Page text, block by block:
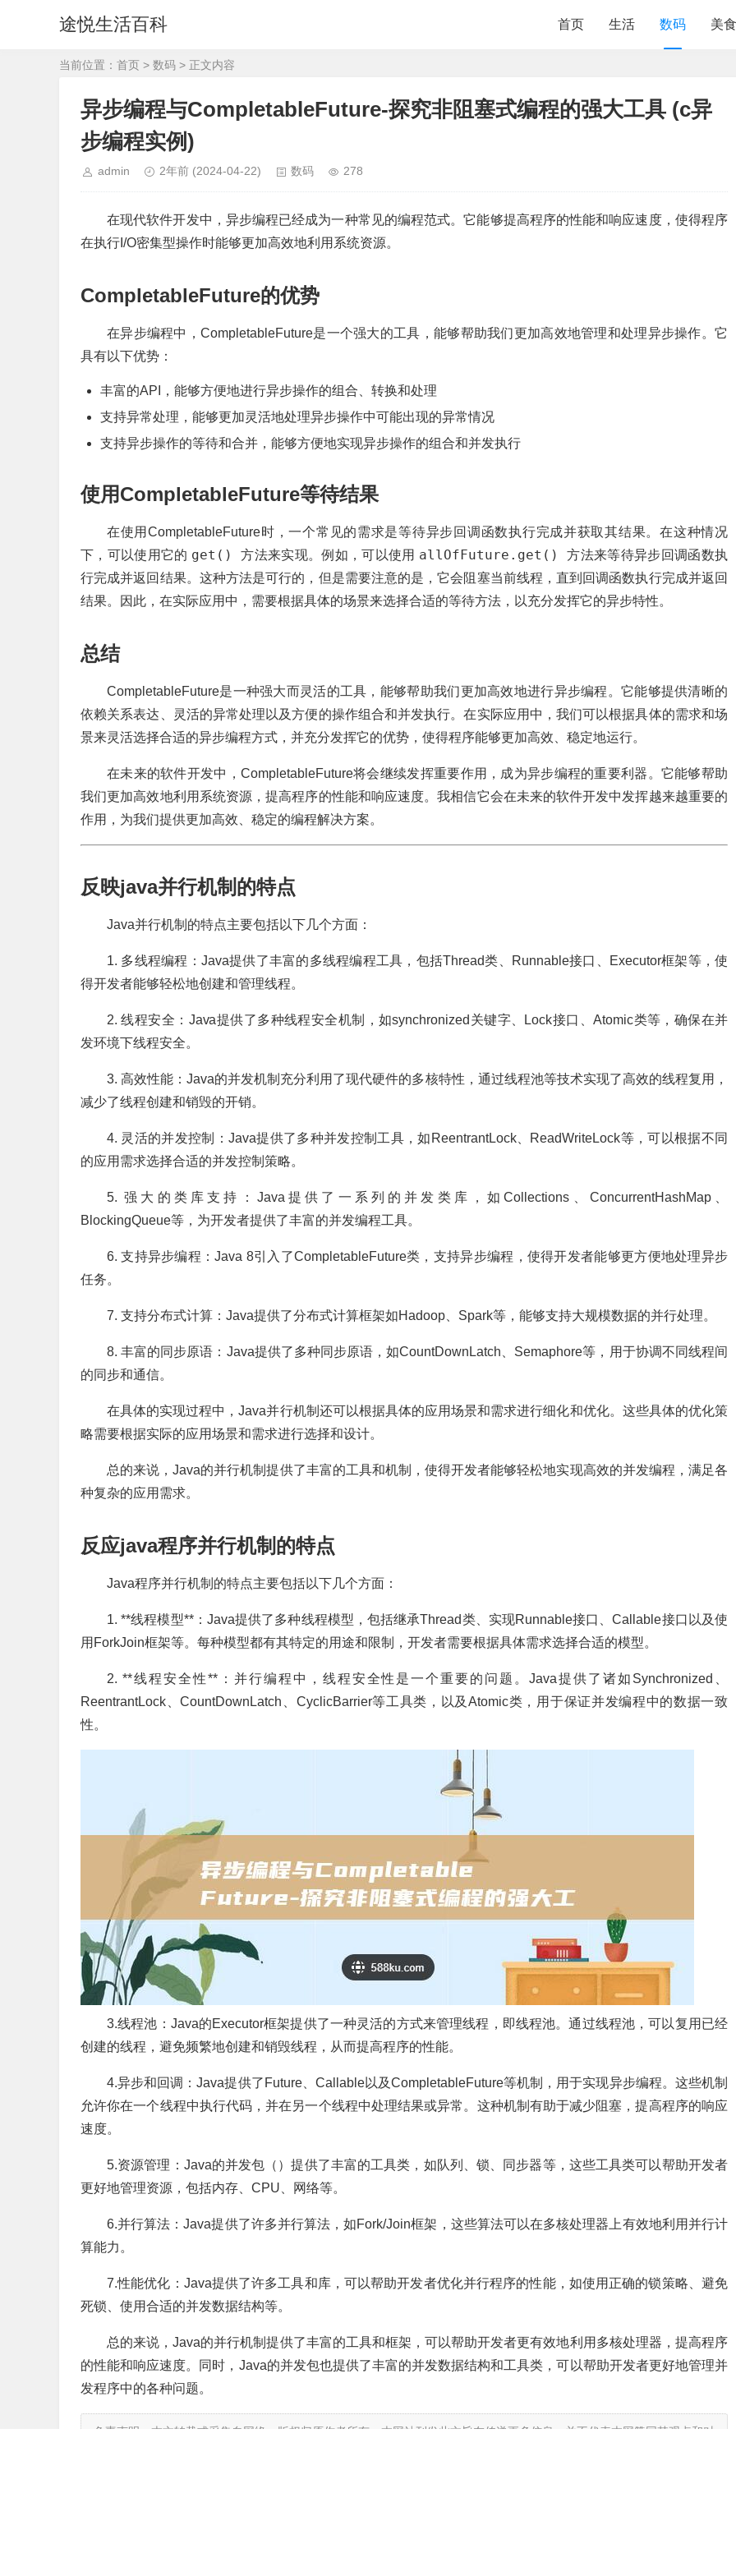
途悦生活百科 首页 生活 数码 美食
当前位置： 首页 > 数码 > 正文内容
异步编程与CompletableFuture-探究非阻塞式编程的强大工具 (c异
步编程实例)
admin 2年前 (2024-04-22) 数码 278
在现代软件开发中，异步编程已经成为一种常见的编程范式。它能够提高程序的性能和响应速度，使得程序
在执行I/O密集型操作时能够更加高效地利用系统资源。
CompletableFuture的优势
在异步编程中，CompletableFuture是一个强大的工具，能够帮助我们更加高效地管理和处理异步操作。它
具有以下优势：
丰富的API，能够方便地进行异步操作的组合、转换和处理
支持异常处理，能够更加灵活地处理异步操作中可能出现的异常情况
支持异步操作的等待和合并，能够方便地实现异步操作的组合和并发执行
使用CompletableFuture等待结果
在使用CompletableFuture时，一个常见的需求是等待异步回调函数执行完成并获取其结果。在这种情况
下，可以使用它的 get()方法来实现。例如，可以使用 allOfFuture.get()方法来等待异步回调函数执
行完成并返回结果。这种方法是可行的，但是需要注意的是，它会阻塞当前线程，直到回调函数执行完成并返回
结果。因此，在实际应用中，需要根据具体的场景来选择合适的等待方法，以充分发挥它的异步特性。
总结
CompletableFuture是一种强大而灵活的工具，能够帮助我们更加高效地进行异步编程。它能够提供清晰的
依赖关系表达、灵活的异常处理以及方便的操作组合和并发执行。在实际应用中，我们可以根据具体的需求和场
景来灵活选择合适的异步编程方式，并充分发挥它的优势，使得程序能够更加高效、稳定地运行。
在未来的软件开发中，CompletableFuture将会继续发挥重要作用，成为异步编程的重要利器。它能够帮助
我们更加高效地利用系统资源，提高程序的性能和响应速度。我相信它会在未来的软件开发中发挥越来越重要的
作用，为我们提供更加高效、稳定的编程解决方案。
反映java并行机制的特点
Java并行机制的特点主要包括以下几个方面：
1. 多线程编程：Java提供了丰富的多线程编程工具，包括Thread类、Runnable接口、Executor框架等，使
得开发者能够轻松地创建和管理线程。
2. 线程安全：Java提供了多种线程安全机制，如synchronized关键字、Lock接口、Atomic类等，确保在并
发环境下线程安全。
3. 高效性能：Java的并发机制充分利用了现代硬件的多核特性，通过线程池等技术实现了高效的线程复用，
减少了线程创建和销毁的开销。
4. 灵活的并发控制：Java提供了多种并发控制工具，如ReentrantLock、ReadWriteLock等，可以根据不同
的应用需求选择合适的并发控制策略。
5. 强大的类库支持：Java提供了一系列的并发类库，如Collections、ConcurrentHashMap、
BlockingQueue等，为开发者提供了丰富的并发编程工具。
6. 支持异步编程：Java 8引入了CompletableFuture类，支持异步编程，使得开发者能够更方便地处理异步
任务。
7. 支持分布式计算：Java提供了分布式计算框架如Hadoop、Spark等，能够支持大规模数据的并行处理。
8. 丰富的同步原语：Java提供了多种同步原语，如CountDownLatch、Semaphore等，用于协调不同线程间
的同步和通信。
在具体的实现过程中，Java并行机制还可以根据具体的应用场景和需求进行细化和优化。这些具体的优化策
略需要根据实际的应用场景和需求进行选择和设计。
总的来说，Java的并行机制提供了丰富的工具和机制，使得开发者能够轻松地实现高效的并发编程，满足各
种复杂的应用需求。
反应java程序并行机制的特点
Java程序并行机制的特点主要包括以下几个方面：
1. **线程模型**：Java提供了多种线程模型，包括继承Thread类、实现Runnable接口、Callable接口以及使
用ForkJoin框架等。每种模型都有其特定的用途和限制，开发者需要根据具体需求选择合适的模型。
2. **线程安全性**：并行编程中，线程安全性是一个重要的问题。Java提供了诸如Synchronized、
ReentrantLock、CountDownLatch、CyclicBarrier等工具类，以及Atomic类，用于保证并发编程中的数据一致
性。
3.线程池：Java的Executor框架提供了一种灵活的方式来管理线程，即线程池。通过线程池，可以复用已经
创建的线程，避免频繁地创建和销毁线程，从而提高程序的性能。
4.异步和回调：Java提供了Future、Callable以及CompletableFuture等机制，用于实现异步编程。这些机制
允许你在一个线程中执行代码，并在另一个线程中处理结果或异常。这种机制有助于减少阻塞，提高程序的响应
速度。
5.资源管理：Java的并发包（）提供了丰富的工具类，如队列、锁、同步器等，这些工具类可以帮助开发者
更好地管理资源，包括内存、CPU、网络等。
6.并行算法：Java提供了许多并行算法，如Fork/Join框架，这些算法可以在多核处理器上有效地利用并行计
算能力。
7.性能优化：Java提供了许多工具和库，可以帮助开发者优化并行程序的性能，如使用正确的锁策略、避免
死锁、使用合适的并发数据结构等。
总的来说，Java的并行机制提供了丰富的工具和框架，可以帮助开发者更有效地利用多核处理器，提高程序
的性能和响应速度。同时，Java的并发包也提供了丰富的并发数据结构和工具类，可以帮助开发者更好地管理并
发程序中的各种问题。
免责声明：本文转载或采集自网络，版权归原作者所有。本网站刊发此文旨在传递更多信息，并不代表本网赞同其观点和对